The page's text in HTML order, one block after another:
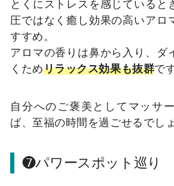
とくにストレスを感じていると
圧ではなく癒し効果の高いアロ
すすめ。
アロマの香りは鼻から入り、ダ
くためリラックス効果も抜群で
自分へのご褒美としてマッサ
ば、至福の時間を過ごせるでしょ
❼パワースポット巡り